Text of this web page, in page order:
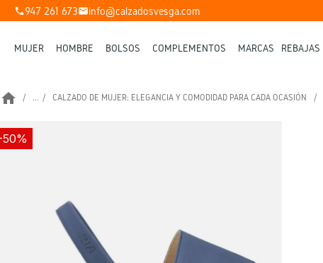
phone947 261 673mailinfo@calzadosvesga.com
MUJER HOMBRE BOLSOS COMPLEMENTOS MARCAS REBAJAS
home ... CALZADO DE MUJER: ELEGANCIA Y COMODIDAD PARA CADA OCASIÓN